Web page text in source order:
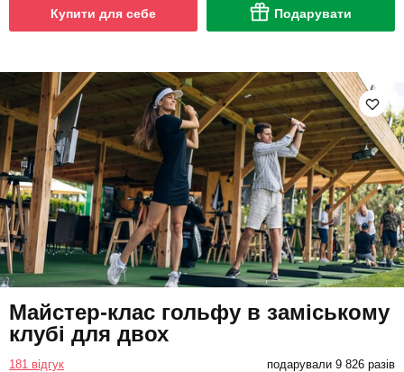
Купити для себе Подарувати
Майстер-клас гольфу в заміському
клубі для двох
181 відгук подарували 9 826 разів